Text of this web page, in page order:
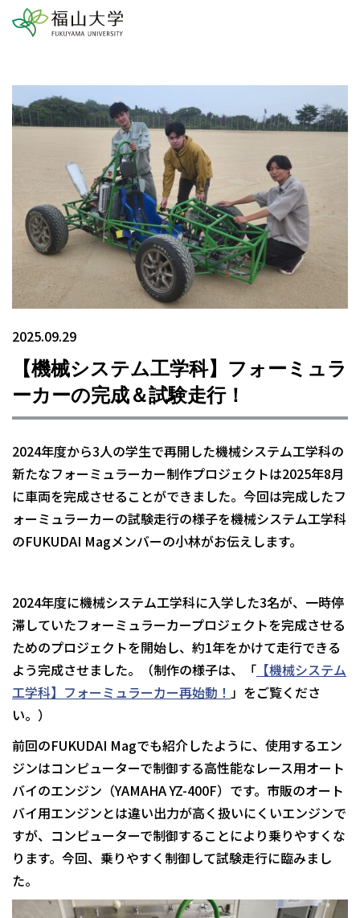
2025.09.29
【機械システム工学科】フォーミュラ
ーカーの完成＆試験走行！
2024年度から3人の学生で再開した機械システム工学科の
新たなフォーミュラーカー制作プロジェクトは2025年8月
に車両を完成させることができました。今回は完成したフ
ォーミュラーカーの試験走行の様子を機械システム工学科
のFUKUDAI Magメンバーの小林がお伝えします。
2024年度に機械システム工学科に入学した3名が、一時停
滞していたフォーミュラーカープロジェクトを完成させる
ためのプロジェクトを開始し、約1年をかけて走行できる
よう完成させました。（制作の様子は、「 【機械システム
工学科】フォーミュラーカー再始動！ 」をご覧くださ
い。）
前回のFUKUDAI Magでも紹介したように、使用するエン
ジンはコンピューターで制御する高性能なレース用オート
バイのエンジン（YAMAHA YZ-400F）です。市販のオート
バイ用エンジンとは違い出力が高く扱いにくいエンジンで
すが、コンピューターで制御することにより乗りやすくな
ります。今回、乗りやすく制御して試験走行に臨みまし
た。